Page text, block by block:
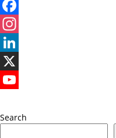
Facebook
Instagram
LinkedIn
X
Search